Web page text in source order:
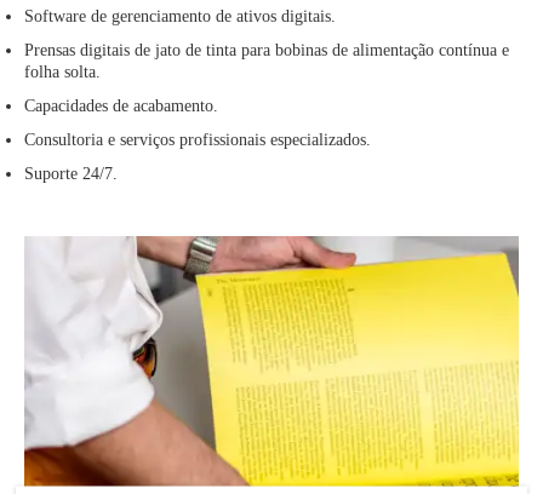
Software de gerenciamento de ativos digitais.
Prensas digitais de jato de tinta para bobinas de alimentação contínua e
folha solta.
Capacidades de acabamento.
Consultoria e serviços profissionais especializados.
Suporte 24/7.